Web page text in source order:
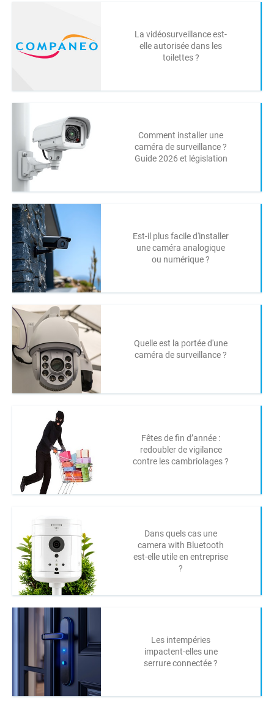
La vidéosurveillance est-
elle autorisée dans les
toilettes ?
Comment installer une
caméra de surveillance ?
Guide 2026 et législation
Est-il plus facile d'installer
une caméra analogique
ou numérique ?
Quelle est la portée d'une
caméra de surveillance ?
Fêtes de fin d’année :
redoubler de vigilance
contre les cambriolages ?
Dans quels cas une
camera with Bluetooth
est-elle utile en entreprise
?
Les intempéries
impactent-elles une
serrure connectée ?